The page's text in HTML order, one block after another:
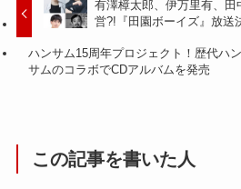
有澤樟太郎、伊万里有、
営?!『田園ボーイズ』放送
ハンサム15周年プロジェクト！歴代ハ
サムのコラボでCDアルバムを発売
この記事を書いた人